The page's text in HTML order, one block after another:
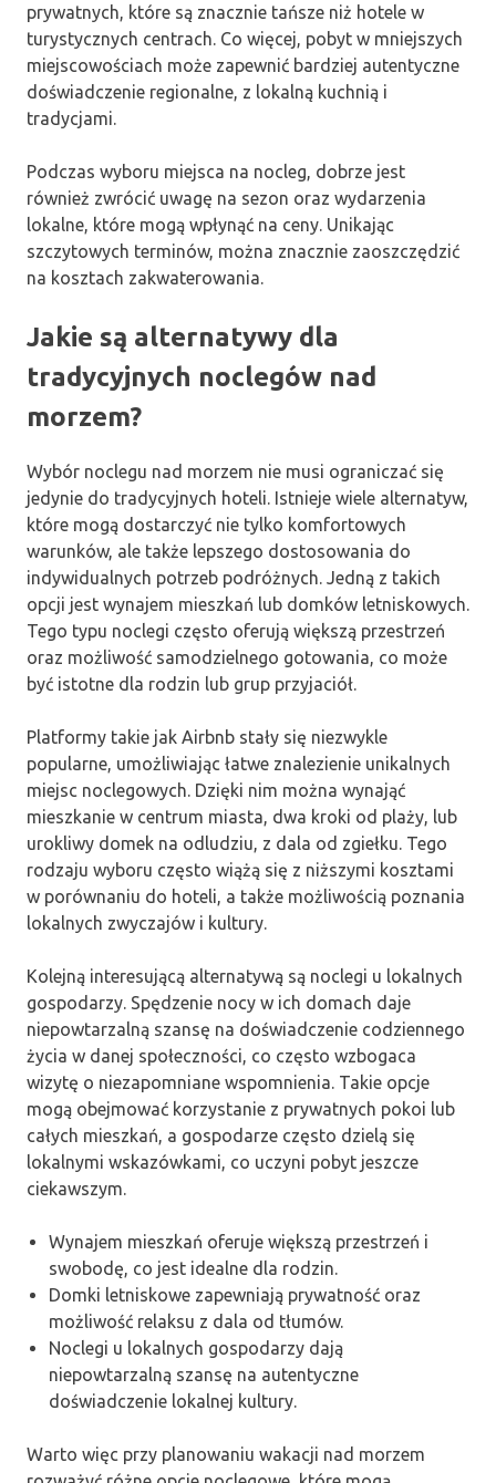
prywatnych, które są znacznie tańsze niż hotele w
turystycznych centrach. Co więcej, pobyt w mniejszych
miejscowościach może zapewnić bardziej autentyczne
doświadczenie regionalne, z lokalną kuchnią i
tradycjami.
Podczas wyboru miejsca na nocleg, dobrze jest
również zwrócić uwagę na sezon oraz wydarzenia
lokalne, które mogą wpłynąć na ceny. Unikając
szczytowych terminów, można znacznie zaoszczędzić
na kosztach zakwaterowania.
Jakie są alternatywy dla
tradycyjnych noclegów nad
morzem?
Wybór noclegu nad morzem nie musi ograniczać się
jedynie do tradycyjnych hoteli. Istnieje wiele alternatyw,
które mogą dostarczyć nie tylko komfortowych
warunków, ale także lepszego dostosowania do
indywidualnych potrzeb podróżnych. Jedną z takich
opcji jest wynajem mieszkań lub domków letniskowych.
Tego typu noclegi często oferują większą przestrzeń
oraz możliwość samodzielnego gotowania, co może
być istotne dla rodzin lub grup przyjaciół.
Platformy takie jak Airbnb stały się niezwykle
popularne, umożliwiając łatwe znalezienie unikalnych
miejsc noclegowych. Dzięki nim można wynająć
mieszkanie w centrum miasta, dwa kroki od plaży, lub
urokliwy domek na odludziu, z dala od zgiełku. Tego
rodzaju wyboru często wiążą się z niższymi kosztami
w porównaniu do hoteli, a także możliwością poznania
lokalnych zwyczajów i kultury.
Kolejną interesującą alternatywą są noclegi u lokalnych
gospodarzy. Spędzenie nocy w ich domach daje
niepowtarzalną szansę na doświadczenie codziennego
życia w danej społeczności, co często wzbogaca
wizytę o niezapomniane wspomnienia. Takie opcje
mogą obejmować korzystanie z prywatnych pokoi lub
całych mieszkań, a gospodarze często dzielą się
lokalnymi wskazówkami, co uczyni pobyt jeszcze
ciekawszym.
Wynajem mieszkań oferuje większą przestrzeń i
swobodę, co jest idealne dla rodzin.
Domki letniskowe zapewniają prywatność oraz
możliwość relaksu z dala od tłumów.
Noclegi u lokalnych gospodarzy dają
niepowtarzalną szansę na autentyczne
doświadczenie lokalnej kultury.
Warto więc przy planowaniu wakacji nad morzem